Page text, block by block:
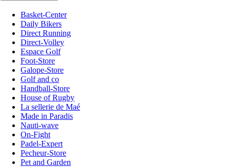
Basket-Center
Daily Bikers
Direct Running
Direct-Volley
Espace Golf
Foot-Store
Galope-Store
Golf and co
Handball-Store
House of Rugby
La sellerie de Maé
Made in Paradis
Nauti-wave
On-Fight
Padel-Expert
Pecheur-Store
Pet and Garden